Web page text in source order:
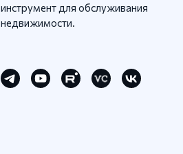
инструмент для обслуживания
недвижимости.